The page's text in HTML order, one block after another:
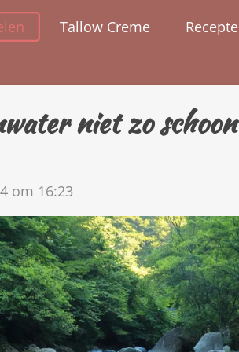
Tallow Creme
niet zo
om 16:23